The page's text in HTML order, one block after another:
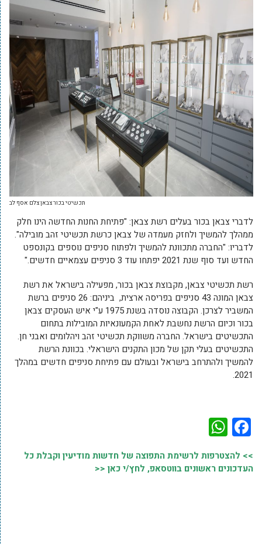
תכשיטי בכור צבאן צלם אסף לב
לדברי צבאן בכור בעלים רשת צבאן: "פתיחת החנות החדשה הינו חלק
ממהלך להמשיך ולחזק מעמדה של צבאן כרשת תכשיטי זהב מובילה".
לדבריו: "החברה מתכוונת להמשיך ולפתוח סניפים נוספים בקונספט
החדש ועד סוף שנת 2021 יפתחו עוד 3 סניפים עצמאיים חדשים."
רשת תכשיטי צבאן, מקבוצת צבאן בכור, מפעילה בישראל את רשת
צבאן המונה 43 סניפים בפריסה ארצית, ביניהם: 26 סניפים ברשת
המשביר לצרכן. הקבוצה נוסדה בשנת 1975 ע"י איש העסקים צבאן
בכור וכיום הרשת נחשבת לאחת הקמעונאיות המובילות בתחום
התכשיטים בישראל. החברה משווקת תכשיטי זהב ויהלומים ואבני חן.
התכשיטים בעלי תקן של מכון התקנים הישראלי. בכוונת הרשת
להמשיך ולהתרחב בישראל ובעולם עם פתיחת סניפים חדשים במהלך
2021.
Facebook
>> להצטרפות לרשימת התפוצה של חדשות מודיעין וקבלת כל
העדכונים ראשונים בווטסאפ, לחץ/י כאן <<